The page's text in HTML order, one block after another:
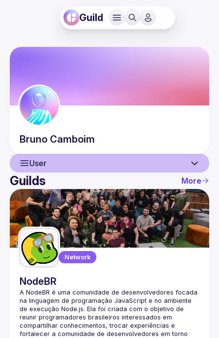
Guild
Bruno Camboim
User
User
Events
Guilds
Guilds More
Network
NodeBR
A NodeBR é uma comunidade de desenvolvedores focada
na linguagem de programação JavaScript e no ambiente
de execução Node.js. Ela foi criada com o objetivo de
reunir programadores brasileiros interessados em
compartilhar conhecimentos, trocar experiências e
fortalecer a comunidade de desenvolvedores em torno